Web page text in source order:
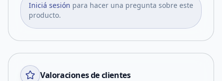
Iniciá sesión para hacer una pregunta sobre este
producto.
Valoraciones de clientes